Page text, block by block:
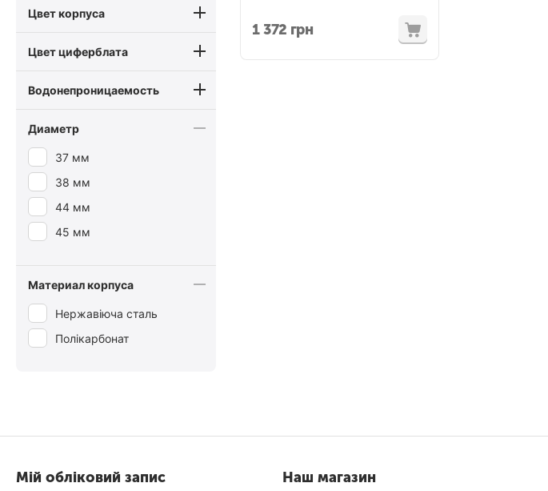
1 372 грн
Цвет корпуса
Цвет циферблата
Водонепроницаемость
Диаметр
37 мм
38 мм
44 мм
45 мм
Материал корпуса
Нержавіюча сталь
Полікарбонат
Мій обліковий запис Наш магазин